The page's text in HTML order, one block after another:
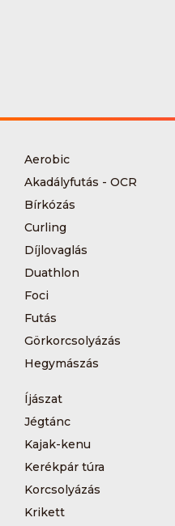
Aerobic
Akadályfutás - OCR
Bírkózás
Curling
Díjlovaglás
Duathlon
Foci
Futás
Görkorcsolyázás
Hegymászás
Íjászat
Jégtánc
Kajak-kenu
Kerékpár túra
Korcsolyázás
Krikett